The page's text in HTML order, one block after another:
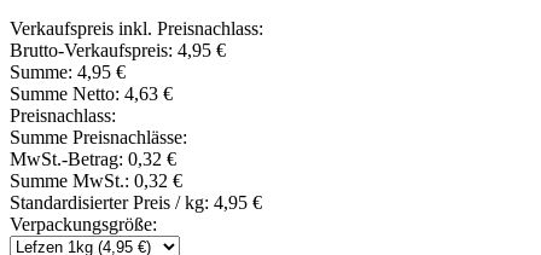
Verkaufspreis inkl. Preisnachlass:
Brutto-Verkaufspreis: 4,95 €
Summe: 4,95 €
Summe Netto: 4,63 €
Preisnachlass:
Summe Preisnachlässe:
MwSt.-Betrag: 0,32 €
Summe MwSt.: 0,32 €
Standardisierter Preis / kg: 4,95 €
Verpackungsgröße: